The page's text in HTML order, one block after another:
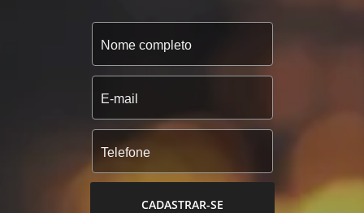
CADASTRAR-SE